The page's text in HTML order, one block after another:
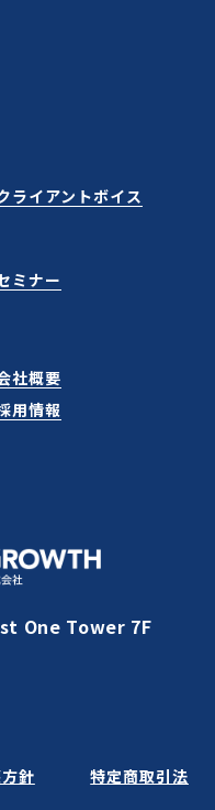
ライアントボイス
ミナー
社概要
用情報
One Tower 7F
針 特定商取引法